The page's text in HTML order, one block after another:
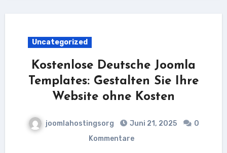
Uncategorized
Kostenlose Deutsche Joomla
Templates: Gestalten Sie Ihre
Website ohne Kosten
joomlahostingsorg Juni 21, 2025
0
Kommentare